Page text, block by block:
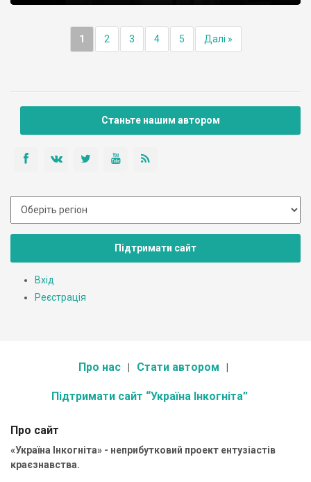
1 2 3 4 5 Далі »
Станьте нашим автором
Підтримати сайт
Вхід
Реєстрація
Про нас Стати автором
Підтримати сайт “Україна Інкогніта”
Про сайт
«Україна Інкогніта» - неприбутковий проект ентузіастів
краєзнавства.